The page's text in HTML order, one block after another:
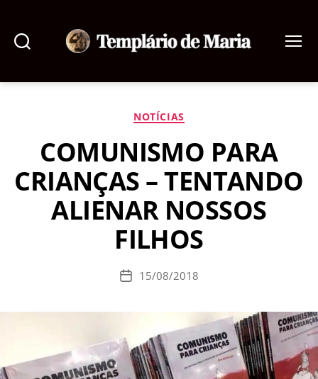
de
Categorias
NOTÍCIAS
COMUNISMO PARA
CRIANÇAS – TENTANDO
ALIENAR NOSSOS
FILHOS
Data15/08/2018